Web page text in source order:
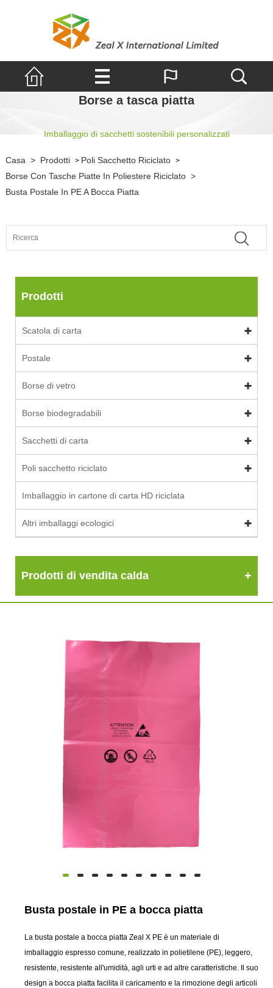
Borse a tasca piatta
Imballaggio di sacchetti sostenibili personalizzati
Casa > Prodotti > Poli Sacchetto Riciclato >
Borse Con Tasche Piatte In Poliestere Riciclato >
Busta Postale In PE A Bocca Piatta
Prodotti
Scatola di carta
Postale
Borse di vetro
Borse biodegradabili
Sacchetti di carta
Poli sacchetto riciclato
Imballaggio in cartone di carta HD riciclata
Altri imballaggi ecologici
Prodotti di vendita calda
Busta postale in PE a bocca piatta
La busta postale a bocca piatta Zeal X PE è un materiale di
imballaggio espresso comune, realizzato in polietilene (PE), leggero,
resistente, resistente all'umidità, agli urti e ad altre caratteristiche. Il suo
design a bocca piatta facilita il caricamento e la rimozione degli articoli